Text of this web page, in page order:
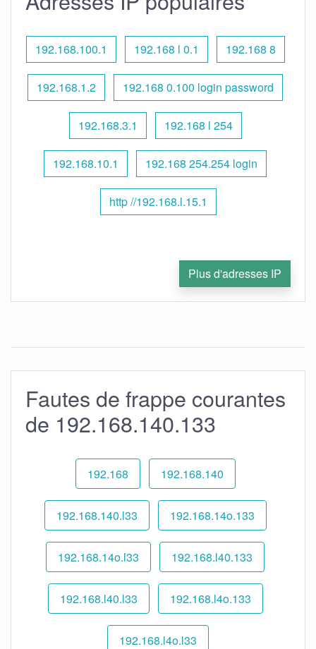
192.168.100.1 192.168 l 0.1 192.168 8
192.168.1.2 192.168 0.100 login password
192.168.3.1 192.168 l 254
192.168.10.1 192.168 254.254 login
http //192.168.l.15.1
Plus d'adresses IP
Fautes de frappe courantes
de 192.168.140.133
192.168 192.168.140
192.168.140.l33 192.168.14o.133
192.168.14o.l33 192.168.l40.133
192.168.l40.l33 192.168.l4o.133
192.168.l4o.l33